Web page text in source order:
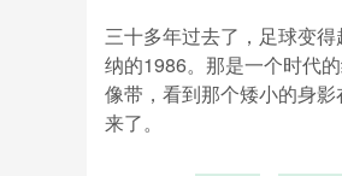
三十多年过去了，足球变
纳的1986。那是一个时代
像带，看到那个矮小的身
来了。